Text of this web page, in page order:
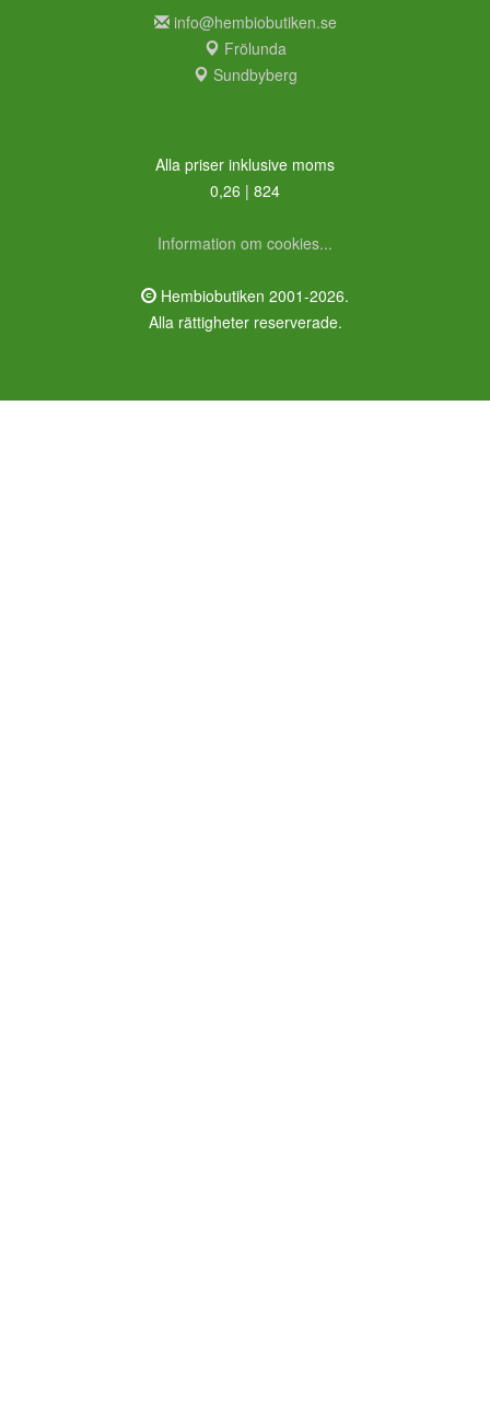
info@hembiobutiken.se
Frölunda
Sundbyberg
Alla priser inklusive moms
0,26 | 824
Information om cookies...
Hembiobutiken 2001-2026.
Alla rättigheter reserverade.